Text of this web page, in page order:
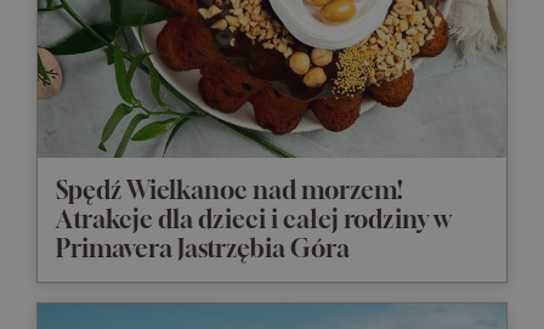
Spędź Wielkanoc nad morzem!
Atrakcje dla dzieci i całej rodziny w
Primavera Jastrzębia Góra